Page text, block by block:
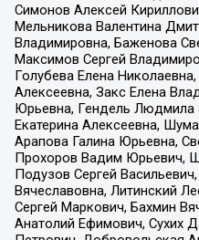
Симонов Алексей
Мельникова Валентина
Владимировна, Баженова
Максимов Сергей
Голубева Елена
Алексеевна, Закс Елена
Юрьевна, Гендель Людмила
Екатерина Алексеевна,
Арапова Галина Юрьевна,
Прохоров Вадим Юрьевич,
Подузов Сергей
Вячеславовна, Литинский
Сергей Маркович, Бахмин
Анатолий Ефимович, Сухих